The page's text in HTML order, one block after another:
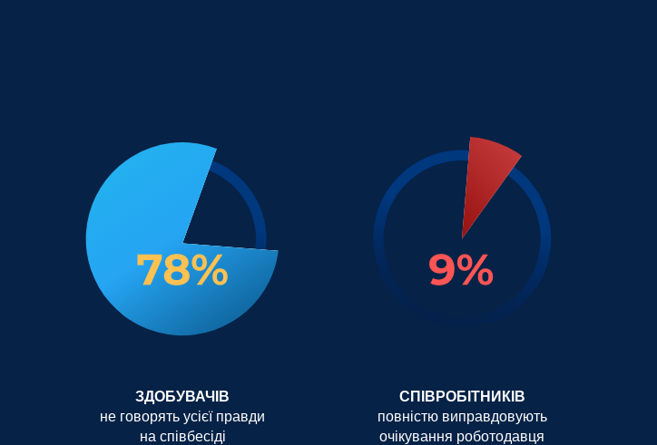
ЗДОБУВАЧІВ
не говорять усієї правди
на співбесіді
СПІВРОБІТНИКІВ
повністю виправдовують
очікування роботодавця